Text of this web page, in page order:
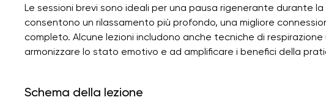
Le sessioni brevi sono ideali per una pausa rigenerante durante
consentono un rilassamento più profondo, una migliore
completo. Alcune lezioni includono anche tecniche di
armonizzare lo stato emotivo e ad amplificare i benefici della
Schema della lezione